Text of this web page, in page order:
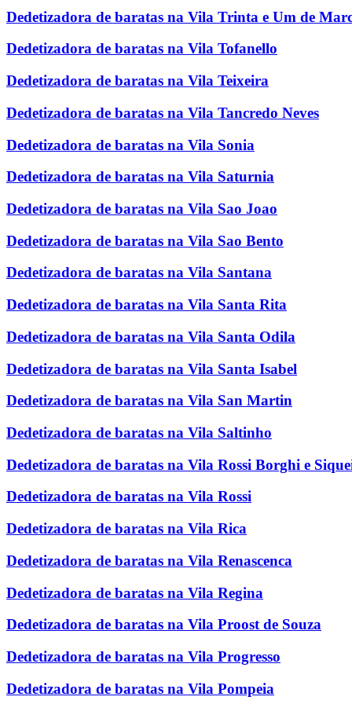
Dedetizadora de baratas na Vila Trinta e Um de
Dedetizadora de baratas na Vila Tofanello
Dedetizadora de baratas na Vila Teixeira
Dedetizadora de baratas na Vila Tancredo Neves
Dedetizadora de baratas na Vila Sonia
Dedetizadora de baratas na Vila Saturnia
Dedetizadora de baratas na Vila Sao Joao
Dedetizadora de baratas na Vila Sao Bento
Dedetizadora de baratas na Vila Santana
Dedetizadora de baratas na Vila Santa Rita
Dedetizadora de baratas na Vila Santa Odila
Dedetizadora de baratas na Vila Santa Isabel
Dedetizadora de baratas na Vila San Martin
Dedetizadora de baratas na Vila Saltinho
Dedetizadora de baratas na Vila Rossi Borghi e
Dedetizadora de baratas na Vila Rossi
Dedetizadora de baratas na Vila Rica
Dedetizadora de baratas na Vila Renascenca
Dedetizadora de baratas na Vila Regina
Dedetizadora de baratas na Vila Proost de Souza
Dedetizadora de baratas na Vila Progresso
Dedetizadora de baratas na Vila Pompeia